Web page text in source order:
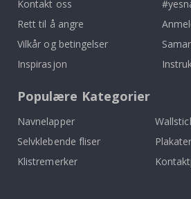
Kontakt oss
Rett til å angre
Vilkår og betingelser
Inspirasjon
Populære Kategorier
Navnelapper
Selvklebende fliser
Plakater
Klistremerker